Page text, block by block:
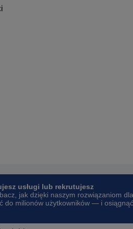
usługi lub rekrutujesz
jak dzięki naszym rozwiązaniom dla
do milionów użytkowników — i osiągnąć